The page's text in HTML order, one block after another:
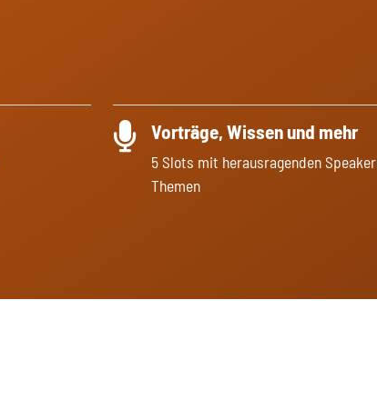
Vorträge, Wissen und mehr
5 Slots mit herausragenden
Themen